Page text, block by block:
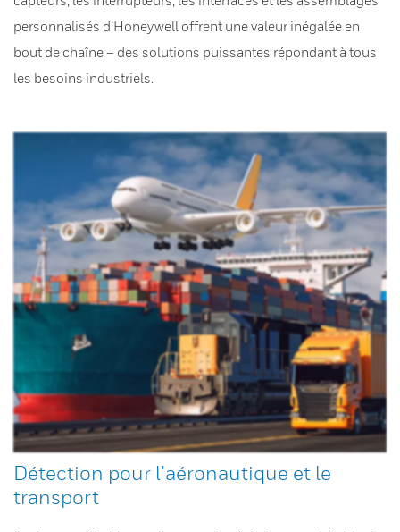
personnalisés d’Honeywell offrent une valeur inégalée en
bout de chaîne – des solutions puissantes répondant à tous
les besoins industriels.
Détection pour l’aéronautique et le
transport